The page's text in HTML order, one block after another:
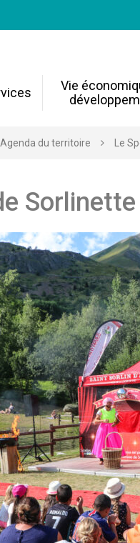
Vie
Agenda du territoire Le
Sorlinette